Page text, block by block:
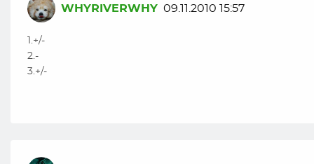
WHYRIVERWHY 09.11.2010 15:57
1.+/-
2.-
3.+/-